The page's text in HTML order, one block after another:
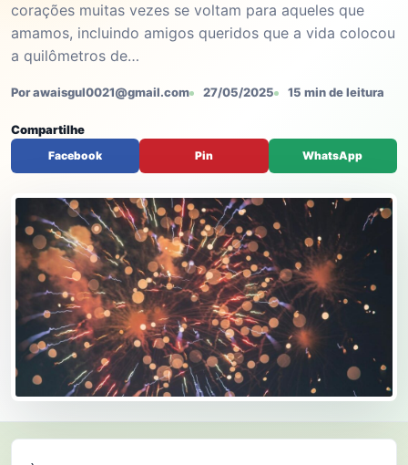
corações muitas vezes se voltam para aqueles que
amamos, incluindo amigos queridos que a vida colocou
a quilômetros de…
Por awaisgul0021@gmail.com 27/05/2025 15 min de leitura
Compartilhe
Facebook Pin WhatsApp